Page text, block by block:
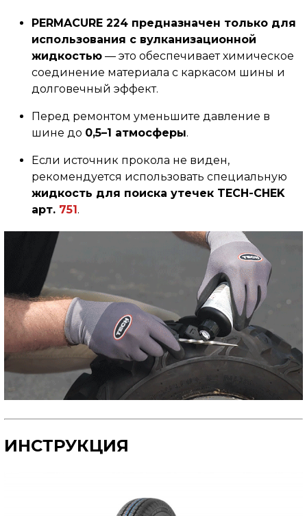
PERMACURE 224 предназначен только для
использования с вулканизационной
жидкостью— это обеспечивает химическое
соединение материала с каркасом шины и
долговечный эффект.
Перед ремонтом уменьшите давление в
шине до 0,5–1 атмосферы.
Если источник прокола не виден,
рекомендуется использовать специальную
жидкость для поиска утечек TECH-CHEK
арт. 751 .
ИНСТРУКЦИЯ